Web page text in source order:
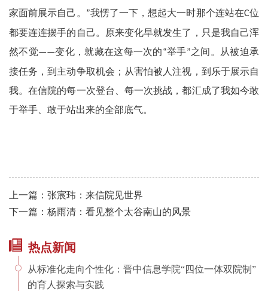
家面前展示自己。
”我愣了一下，想起大一时那个连站在C位
都要连连摆手的自己。原来变化早就发生了，只是我自己浑
然不觉——变化，就藏在这每一次的“举手”之间。从被迫承
接任务，到主动争取机会；从害怕被人注视，到乐于展示自
我。在信院的每一次登台、每一次挑战，都汇成了我如今敢
于举手、敢于站出来的全部底气。
上一篇：张宸玮：来信院见世界
下一篇：杨雨清：看见整个太谷南山的风景
热点新闻
从标准化走向个性化：晋中信息学院“四位一体双院制”
的育人探索与实践